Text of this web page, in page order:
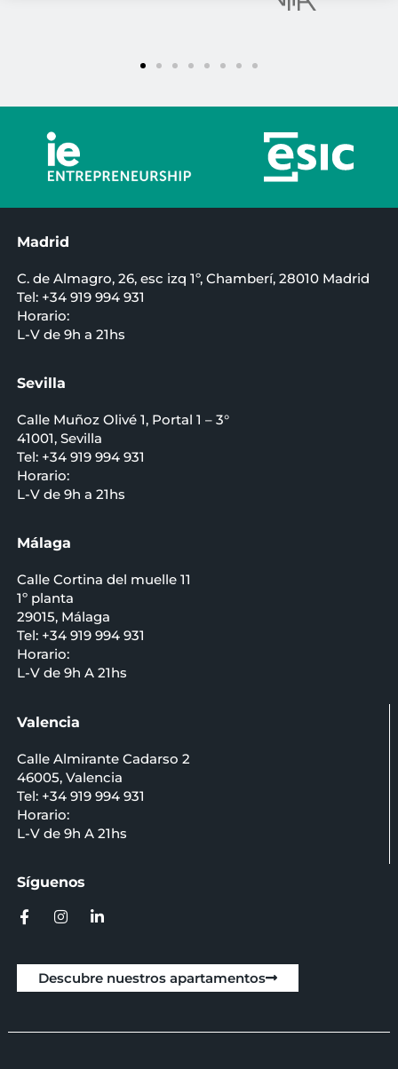
Madrid
C. de Almagro, 26, esc izq 1º, Chamberí, 28010 Madrid
Tel: +34 919 994 931
Horario:
L-V de 9h a 21hs
Sevilla
Calle Muñoz Olivé 1, Portal 1 – 3°
41001, Sevilla
Tel: +34 919 994 931
Horario:
L-V de 9h a 21hs
Málaga
Calle Cortina del muelle 11
1º planta
29015, Málaga
Tel: +34 919 994 931
Horario:
L-V de 9h A 21hs
Valencia
Calle Almirante Cadarso 2
46005, Valencia
Tel: +34 919 994 931
Horario:
L-V de 9h A 21hs
Síguenos
Descubre nuestros apartamentos